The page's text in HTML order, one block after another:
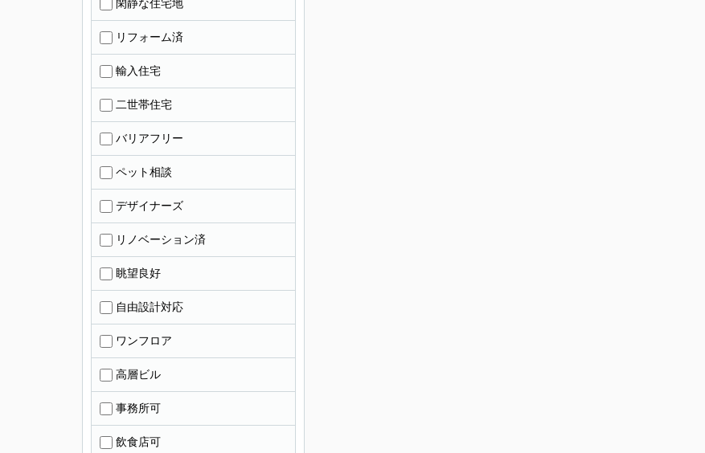
閑静な住宅地
リフォーム済
輸入住宅
二世帯住宅
バリアフリー
ペット相談
デザイナーズ
リノベーション済
眺望良好
自由設計対応
ワンフロア
高層ビル
事務所可
飲食店可